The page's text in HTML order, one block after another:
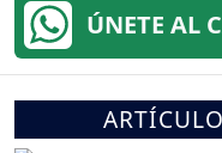
ÚNETE AL